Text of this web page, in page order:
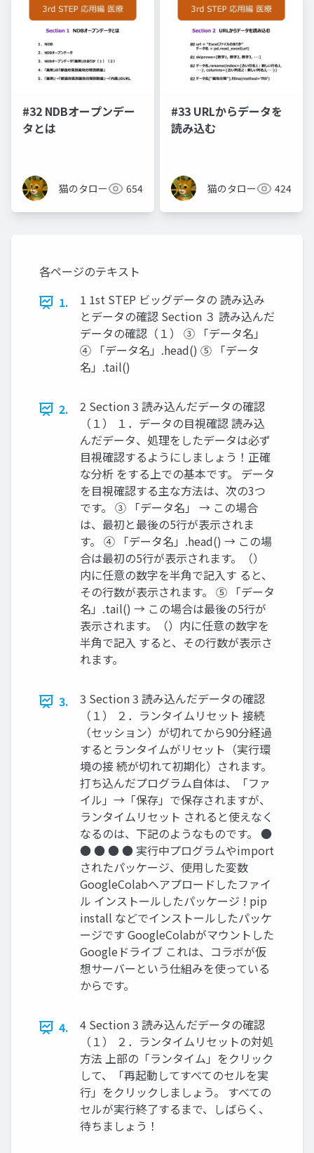
#32 NDBオープンデー
タとは
猫のタロー 654
#33 URLからデータを
読み込む
猫のタロー 424
各ページのテキスト
1.
1 1st STEP ビッグデータの 読み込み
とデータの確認 Section ３ 読み込んだ
データの確認（１） ③ 「データ名」
④ 「データ名」.head() ⑤ 「データ
名」.tail()
2.
2 Section 3 読み込んだデータの確認
（１） １．データの目視確認 読み込
んだデータ、処理をしたデータは必ず
目視確認するようにしましょう！正確
な分析 をする上での基本です。 データ
を目視確認する主な方法は、次の3つ
です。 ③ 「データ名」 → この場合
は、最初と最後の5行が表示されま
す。 ④ 「データ名」.head() → この場
合は最初の5行が表示されます。（）
内に任意の数字を半角で記入す ると、
その行数が表示されます。 ⑤ 「データ
名」.tail() → この場合は最後の5行が
表示されます。（）内に任意の数字を
半角で記入 すると、その行数が表示さ
れます。
3.
3 Section 3 読み込んだデータの確認
（１） ２．ランタイムリセット 接続
（セッション）が切れてから90分経過
するとランタイムがリセット（実行環
境の接 続が切れて初期化）されます。
打ち込んだプログラム自体は、「ファ
イル」→「保存」で保存されますが、
ランタイムリセット されると使えなく
なるのは、下記のようなものです。 ●
● ● ● ● 実行中プログラムやimport
されたパッケージ、使用した変数
GoogleColabへアプロードしたファイ
ル インストールしたパッケージ ! pip
install などでインストールしたパッケ
ージです GoogleColabがマウントした
Googleドライブ これは、コラボが仮
想サーバーという仕組みを使っている
からです。
4.
4 Section 3 読み込んだデータの確認
（１） ２．ランタイムリセットの対処
方法 上部の「ランタイム」をクリック
して、「再起動してすべてのセルを実
行」をクリックしましょう。 すべての
セルが実行終了するまで、しばらく、
待ちましょう！